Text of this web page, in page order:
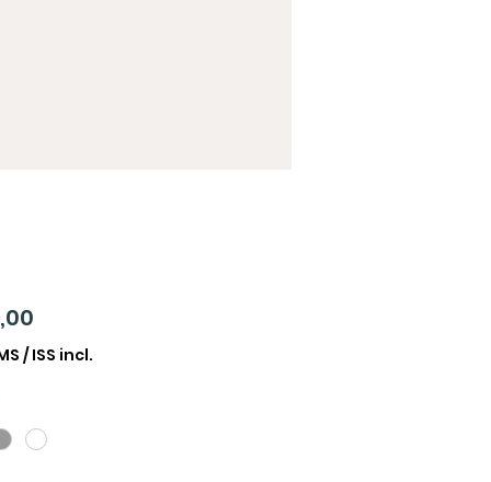
Preço
/ ISS incl.